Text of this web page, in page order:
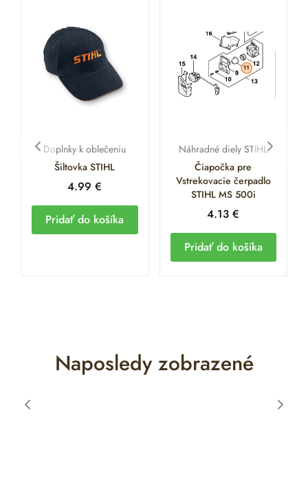
Doplnky k oblečeniu
Šiltovka STIHL
4.99€
Pridať do košíka
Náhradné diely STIHL
Čiapočka pre
Vstrekovacie čerpadlo
STIHL MS 500i
4.13€
Pridať do košíka
Naposledy zobrazené